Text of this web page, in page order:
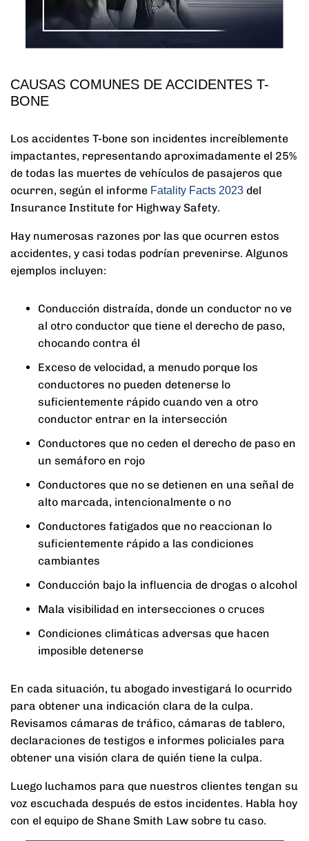
CAUSAS COMUNES DE ACCIDENTES T-
BONE
Los accidentes T-bone son incidentes increíblemente
impactantes, representando aproximadamente el 25%
de todas las muertes de vehículos de pasajeros que
ocurren, según el informe Fatality Facts 2023 del
Insurance Institute for Highway Safety.
Hay numerosas razones por las que ocurren estos
accidentes, y casi todas podrían prevenirse. Algunos
ejemplos incluyen:
Conducción distraída, donde un conductor no ve
al otro conductor que tiene el derecho de paso,
chocando contra él
Exceso de velocidad, a menudo porque los
conductores no pueden detenerse lo
suficientemente rápido cuando ven a otro
conductor entrar en la intersección
Conductores que no ceden el derecho de paso en
un semáforo en rojo
Conductores que no se detienen en una señal de
alto marcada, intencionalmente o no
Conductores fatigados que no reaccionan lo
suficientemente rápido a las condiciones
cambiantes
Conducción bajo la influencia de drogas o alcohol
Mala visibilidad en intersecciones o cruces
Condiciones climáticas adversas que hacen
imposible detenerse
En cada situación, tu abogado investigará lo ocurrido
para obtener una indicación clara de la culpa.
Revisamos cámaras de tráfico, cámaras de tablero,
declaraciones de testigos e informes policiales para
obtener una visión clara de quién tiene la culpa.
Luego luchamos para que nuestros clientes tengan su
voz escuchada después de estos incidentes. Habla hoy
con el equipo de Shane Smith Law sobre tu caso.